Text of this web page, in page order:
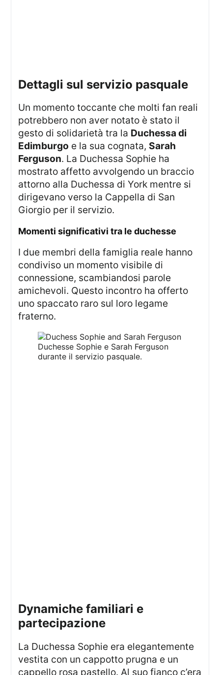
dettagli sul servizio pasquale
Un momento toccante che molti fan reali
potrebbero non aver notato è stato il
gesto di solidarietà tra la Duchessa di
Edimburgo e la sua cognata, Sarah
Ferguson. La Duchessa Sophie ha
mostrato affetto avvolgendo un braccio
attorno alla Duchessa di York mentre si
dirigevano verso la Cappella di San
Giorgio per il servizio.
momenti significativi tra le duchesse
I due membri della famiglia reale hanno
condiviso un momento visibile di
connessione, scambiandosi parole
amichevoli. Questo incontro ha offerto
uno spaccato raro sul loro legame
fraterno.
Duchesse Sophie e Sarah Ferguson
durante il servizio pasquale.
dynamiche familiari e
partecipazione
La Duchessa Sophie era elegantemente
vestita con un cappotto prugna e un
cappello rosa pastello. Al suo fianco c’era